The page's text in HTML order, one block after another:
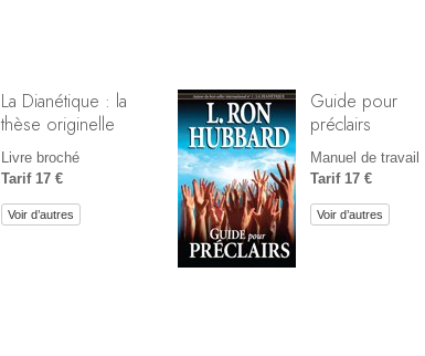
La Dianétique : la
thèse originelle
Livre broché
Tarif 17 €
Voir d’autres
Guide pour
préclairs
Manuel de travail
Tarif 17 €
Voir d’autres